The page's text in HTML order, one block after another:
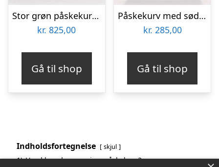
Stor grøn påskekurv med cava, øl, og lækre snacks
kr. 825,00
Gå til shop
Påskekurv med sød hvidvin og chokolade
kr. 285,00
Gå til shop
Indholdsfortegnelse skjul
1) Hvad kan der være i en påskekurv?